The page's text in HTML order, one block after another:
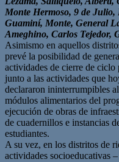
Monte Hermoso, 9 de
Guaminí, Monte, General
Ameghino, Carlos Tejedor,
Asimismo en aquellos
prevé la posibilidad de
actividades de cierre de
junto a las actividades que
declararon ininterrumpibles
módulos alimentarios del
ejecución de obras de
de cuadernillos e instancias
estudiantes.
A su vez, en los distritos de
actividades socioeducativas